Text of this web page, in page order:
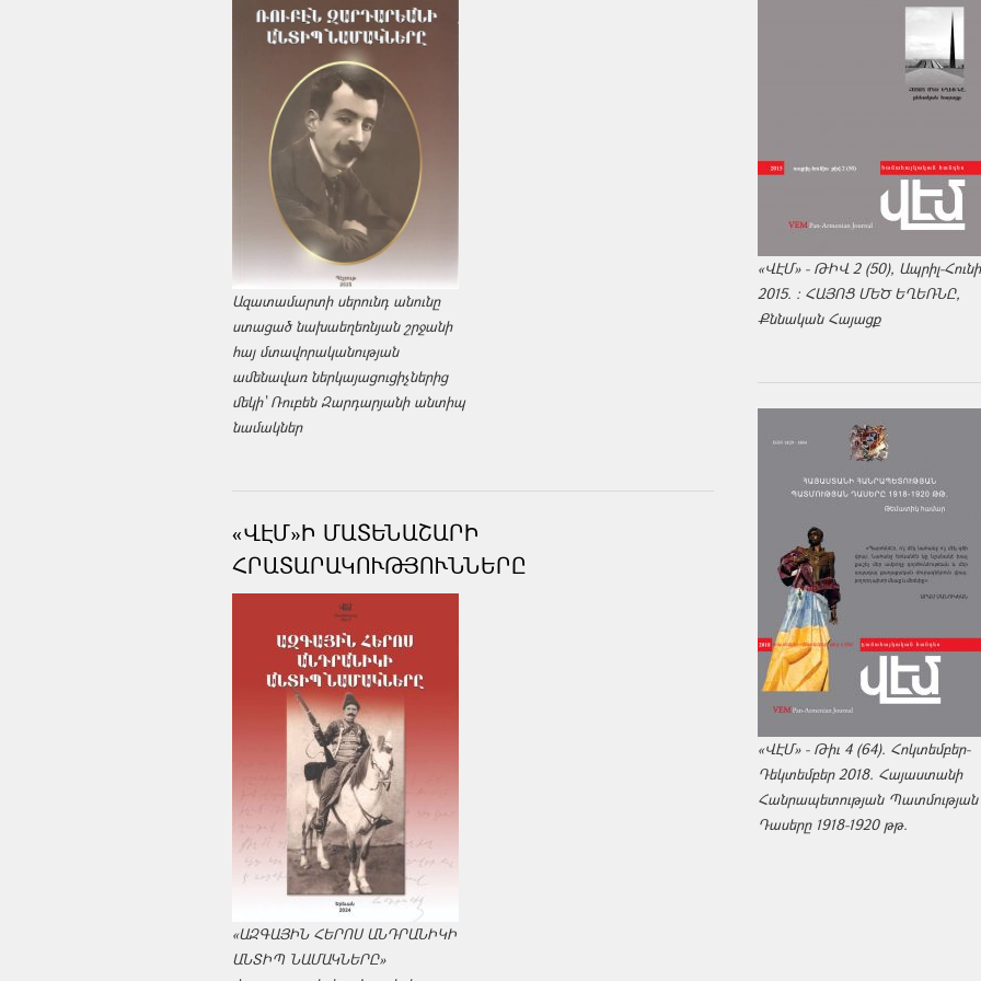
Ազատամարտի սերունդ անունը
ստացած նախաեղեռնյան շրջանի
հայ մտավորականության
ամենավառ ներկայացուցիչներից
մեկի՝ Ռուբեն Զարդարյանի անտիպ
նամակներ
«ՎԷՄ»Ի ՄԱՏԵՆԱՇԱՐԻ
ՀՐԱՏԱՐԱԿՈՒԹՅՈՒՆՆԵՐԸ
«ԱԶԳԱՅԻՆ ՀԵՐՈՍ ԱՆԴՐԱՆԻԿԻ
ԱՆՏԻՊ ՆԱՄԱԿՆԵՐԸ»
«ՎԷՄ» - ԹԻՎ 2 (50), Ապրիլ-
2015. : ՀԱՅՈՑ ՄԵԾ ԵՂԵՌՆԸ,
Քննական Հայացք
«ՎԷՄ» - Թիւ 4 (64). Հոկտեմբեր-
Դեկտեմբեր 2018. Հայաստանի
Հանրապետության Պատմության
Դասերը 1918-1920 թթ.